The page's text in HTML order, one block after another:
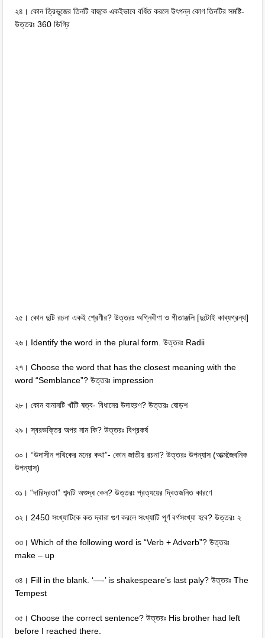
২৪। কোন ত্রিভুজের তিনটি বাহুকে একইভাবে বর্ধিত করলে উৎপন্ন কোণ তিনটির সমষ্টি-
উত্তরঃ 360 ডিগ্রি
২৫। কোন দুটি রচনা একই শ্রেণীর? উত্তরঃ অগ্নিবীণা ও গীতাঞ্জলি [দুটোই কাব্যগ্রন্থ]
২৬। Identify the word in the plural form. উত্তরঃ Radii
২৭। Choose the word that has the closest meaning with the
word “Semblance”? উত্তরঃ impression
২৮। কোন বানানটি খাঁটি ষত্ব- বিধানের উদাহরণ? উত্তরঃ ষোড়শ
২৯। স্বরভক্তির অপর নাম কি? উত্তরঃ বিপ্রকর্ষ
৩০। “উদাসীন পথিকের মনের কথা”- কোন জাতীয় রচনা? উত্তরঃ উপন্যাস (আত্মজৈবনিক
উপন্যাস)
৩১। “দারিদ্রতা” শব্দটি অশুদ্ধ কেন? উত্তরঃ প্রত্যয়ের দ্বিতজনিত কারণে
৩২। 2450 সংখ্যাটিকে কত দ্বারা গুণ করলে সংখ্যাটি পূর্ণ বর্গসংখ্যা হবে? উত্তরঃ ২
৩৩। Which of the following word is “Verb + Adverb”? উত্তরঃ
make – up
৩৪। Fill in the blank. ‘—-’ is shakespeare’s last paly? উত্তরঃ The
Tempest
৩৫। Choose the correct sentence? উত্তরঃ His brother had left
before I reached there.